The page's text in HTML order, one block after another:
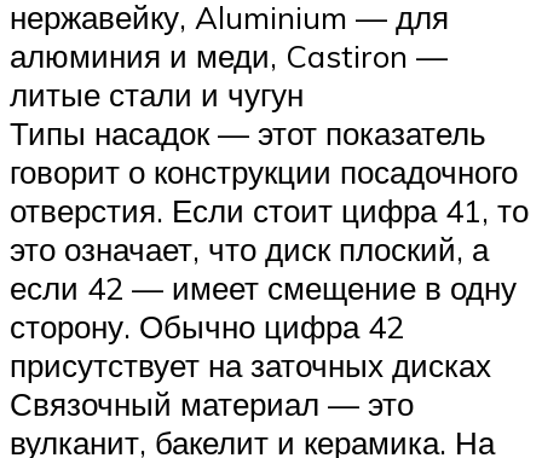
нержавейку, Aluminium — для
алюминия и меди, Castiron —
литые стали и чугун
Типы насадок — этот показатель
говорит о конструкции посадочного
отверстия. Если стоит цифра 41, то
это означает, что диск плоский, а
если 42 — имеет смещение в одну
сторону. Обычно цифра 42
присутствует на заточных дисках
Связочный материал — это
вулканит, бакелит и керамика. На